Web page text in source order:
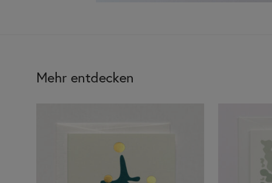
Mehr entdecken